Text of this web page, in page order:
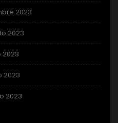
2023
2023
2023
2023
2023